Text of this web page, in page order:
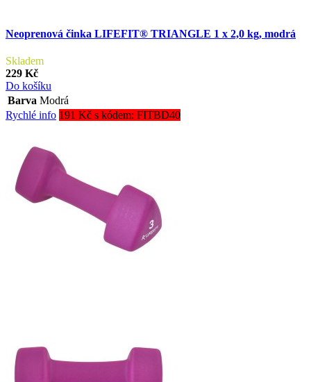
Neoprenová činka LIFEFIT® TRIANGLE 1 x 2,0 kg, modrá
Skladem
229 Kč
Do košíku
Barva Modrá
Rychlé info 191 Kč s kódem: FITBD40